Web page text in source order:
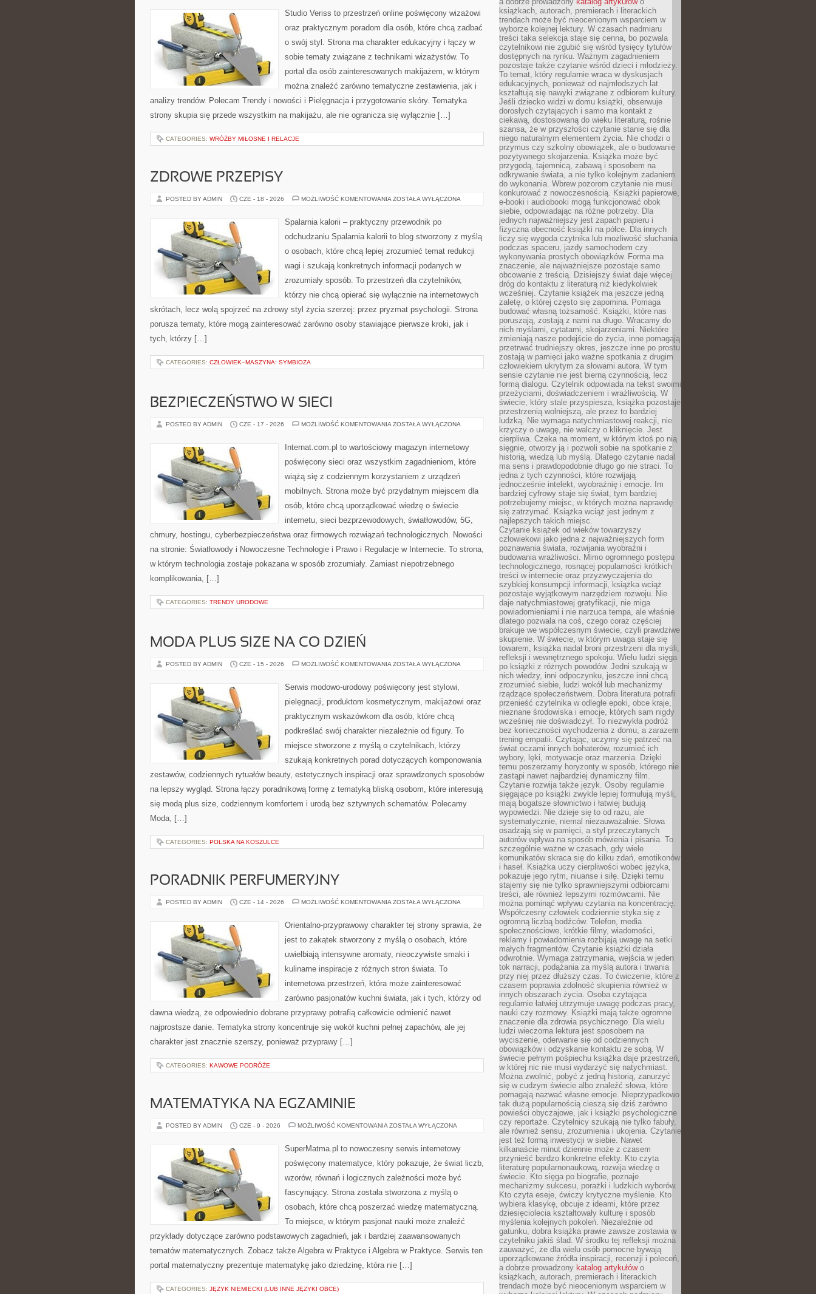
Studio Veriss to przestrzeń online poświęcony wizażowi
oraz praktycznym poradom dla osób, które chcą zadbać
o swój styl. Strona ma charakter edukacyjny i łączy w
sobie tematy związane z technikami wizażystów. To
portal dla osób zainteresowanych makijażem, w którym
można znaleźć zarówno tematyczne zestawienia, jak i
analizy trendów. Polecam Trendy i nowości i Pielęgnacja i przygotowanie skóry. Tematyka
strony skupia się przede wszystkim na makijażu, ale nie ogranicza się wyłącznie […]
CATEGORIES: WRÓŻBY MIŁOSNE I RELACJE
ZDROWE PRZEPISY
POSTED BY ADMIN CZE - 18 - 2026 MOŻLIWOŚĆ KOMENTOWANIA ZDROWE
ZOSTAŁA WYŁĄCZONA
Spalarnia kalorii – praktyczny przewodnik po
odchudzaniu Spalarnia kalorii to blog stworzony z myślą
o osobach, które chcą lepiej zrozumieć temat redukcji
wagi i szukają konkretnych informacji podanych w
zrozumiały sposób. To przestrzeń dla czytelników,
którzy nie chcą opierać się wyłącznie na internetowych
skrótach, lecz wolą spojrzeć na zdrowy styl życia szerzej: przez pryzmat psychologii. Strona
porusza tematy, które mogą zainteresować zarówno osoby stawiające pierwsze kroki, jak i
tych, którzy […]
CATEGORIES: CZŁOWIEK–MASZYNA: SYMBIOZA
BEZPIECZEŃSTWO W SIECI
POSTED BY ADMIN CZE - 17 - 2026 MOŻLIWOŚĆ KOMENTOWANIA BEZPIECZEŃSTWO
ZOSTAŁA WYŁĄCZONA
Internat.com.pl to wartościowy magazyn internetowy
poświęcony sieci oraz wszystkim zagadnieniom, które
wiążą się z codziennym korzystaniem z urządzeń
mobilnych. Strona może być przydatnym miejscem dla
osób, które chcą uporządkować wiedzę o świecie
internetu, sieci bezprzewodowych, światłowodów, 5G,
chmury, hostingu, cyberbezpieczeństwa oraz firmowych rozwiązań technologicznych. Nowości
na stronie: Światłowody i Nowoczesne Technologie i Prawo i Regulacje w Internecie. To strona,
w którym technologia zostaje pokazana w sposób zrozumiały. Zamiast niepotrzebnego
komplikowania, […]
CATEGORIES: TRENDY URODOWE
MODA PLUS SIZE NA CO DZIEŃ
POSTED BY ADMIN CZE - 15 - 2026 MOŻLIWOŚĆ KOMENTOWANIA MODA
NA
CO
ZOSTAŁA WYŁĄCZONA
Serwis modowo-urodowy poświęcony jest stylowi,
pielęgnacji, produktom kosmetycznym, makijażowi oraz
praktycznym wskazówkom dla osób, które chcą
podkreślać swój charakter niezależnie od figury. To
miejsce stworzone z myślą o czytelnikach, którzy
szukają konkretnych porad dotyczących komponowania
zestawów, codziennych rytuałów beauty, estetycznych inspiracji oraz sprawdzonych sposobów
na lepszy wygląd. Strona łączy poradnikową formę z tematyką bliską osobom, które interesują
się modą plus size, codziennym komfortem i urodą bez sztywnych schematów. Polecamy
Moda, […]
CATEGORIES: POLSKA NA KOSZULCE
PORADNIK PERFUMERYJNY
POSTED BY ADMIN CZE - 14 - 2026 MOŻLIWOŚĆ KOMENTOWANIA PORADNIK
ZOSTAŁA WYŁĄCZONA
Orientalno-przyprawowy charakter tej strony sprawia, że
jest to zakątek stworzony z myślą o osobach, które
uwielbiają intensywne aromaty, nieoczywiste smaki i
kulinarne inspiracje z różnych stron świata. To
internetowa przestrzeń, która może zainteresować
zarówno pasjonatów kuchni świata, jak i tych, którzy od
dawna wiedzą, że odpowiednio dobrane przyprawy potrafią całkowicie odmienić nawet
najprostsze danie. Tematyka strony koncentruje się wokół kuchni pełnej zapachów, ale jej
charakter jest znacznie szerszy, ponieważ przyprawy […]
CATEGORIES: KAWOWE PODRÓŻE
MATEMATYKA NA EGZAMINIE
POSTED BY ADMIN CZE - 9 - 2026 MOŻLIWOŚĆ KOMENTOWANIA MATEMATYKA
ZOSTAŁA WYŁĄCZONA
SuperMatma.pl to nowoczesny serwis internetowy
poświęcony matematyce, który pokazuje, że świat liczb,
wzorów, równań i logicznych zależności może być
fascynujący. Strona została stworzona z myślą o
osobach, które chcą poszerzać wiedzę matematyczną.
To miejsce, w którym pasjonat nauki może znaleźć
przykłady dotyczące zarówno podstawowych zagadnień, jak i bardziej zaawansowanych
tematów matematycznych. Zobacz także Algebra w Praktyce i Algebra w Praktyce. Serwis ten
portal matematyczny prezentuje matematykę jako dziedzinę, która nie […]
CATEGORIES: JĘZYK NIEMIECKI (LUB INNE JĘZYKI OBCE)
książkach, autorach, premierach i literackich
trendach może być nieocenionym wsparciem w
wyborze kolejnej lektury. W czasach nadmiaru
treści taka selekcja staje się cenna, bo pozwala
czytelnikowi nie zgubić się wśród tysięcy tytułów
dostępnych na rynku. Ważnym zagadnieniem
pozostaje także czytanie wśród dzieci i młodzieży.
To temat, który regularnie wraca w dyskusjach
edukacyjnych, ponieważ od najmłodszych lat
kształtują się nawyki związane z odbiorem kultury.
Jeśli dziecko widzi w domu książki, obserwuje
dorosłych czytających i samo ma kontakt z
ciekawą, dostosowaną do wieku literaturą, rośnie
szansa, że w przyszłości czytanie stanie się dla
niego naturalnym elementem życia. Nie chodzi o
przymus czy szkolny obowiązek, ale o budowanie
pozytywnego skojarzenia. Książka może być
przygodą, tajemnicą, zabawą i sposobem na
odkrywanie świata, a nie tylko kolejnym zadaniem
do wykonania. Wbrew pozorom czytanie nie musi
konkurować z nowoczesnością. Książki papierowe,
e-booki i audiobooki mogą funkcjonować obok
siebie, odpowiadając na różne potrzeby. Dla
jednych najważniejszy jest zapach papieru i
fizyczna obecność książki na półce. Dla innych
liczy się wygoda czytnika lub możliwość słuchania
podczas spaceru, jazdy samochodem czy
wykonywania prostych obowiązków. Forma ma
znaczenie, ale najważniejsze pozostaje samo
obcowanie z treścią. Dzisiejszy świat daje więcej
dróg do kontaktu z literaturą niż kiedykolwiek
wcześniej. Czytanie książek ma jeszcze jedną
zaletę, o której często się zapomina. Pomaga
budować własną tożsamość. Książki, które nas
poruszają, zostają z nami na długo. Wracamy do
nich myślami, cytatami, skojarzeniami. Niektóre
zmieniają nasze podejście do życia, inne pomagają
przetrwać trudniejszy okres, jeszcze inne po prostu
zostają w pamięci jako ważne spotkania z drugim
człowiekiem ukrytym za słowami autora. W tym
sensie czytanie nie jest bierną czynnością, lecz
formą dialogu. Czytelnik odpowiada na tekst swoimi
przeżyciami, doświadczeniem i wrażliwością. W
świecie, który stale przyspiesza, książka pozostaje
przestrzenią wolniejszą, ale przez to bardziej
ludzką. Nie wymaga natychmiastowej reakcji, nie
krzyczy o uwagę, nie walczy o kliknięcie. Jest
cierpliwa. Czeka na moment, w którym ktoś po nią
sięgnie, otworzy ją i pozwoli sobie na spotkanie z
historią, wiedzą lub myślą. Dlatego czytanie nadal
ma sens i prawdopodobnie długo go nie straci. To
jedna z tych czynności, które rozwijają
jednocześnie intelekt, wyobraźnię i emocje. Im
bardziej cyfrowy staje się świat, tym bardziej
potrzebujemy miejsc, w których można naprawdę
się zatrzymać. Książka wciąż jest jednym z
najlepszych takich miejsc.
Czytanie książek od wieków towarzyszy
człowiekowi jako jedna z najważniejszych form
poznawania świata, rozwijania wyobraźni i
budowania wrażliwości. Mimo ogromnego postępu
technologicznego, rosnącej popularności krótkich
treści w internecie oraz przyzwyczajenia do
szybkiej konsumpcji informacji, książka wciąż
pozostaje wyjątkowym narzędziem rozwoju. Nie
daje natychmiastowej gratyfikacji, nie miga
powiadomieniami i nie narzuca tempa, ale właśnie
dlatego pozwala na coś, czego coraz częściej
brakuje we współczesnym świecie, czyli prawdziwe
skupienie. W świecie, w którym uwaga staje się
towarem, książka nadal broni przestrzeni dla myśli,
refleksji i wewnętrznego spokoju. Wielu ludzi sięga
po książki z różnych powodów. Jedni szukają w
nich wiedzy, inni odpoczynku, jeszcze inni chcą
zrozumieć siebie, ludzi wokół lub mechanizmy
rządzące społeczeństwem. Dobra literatura potrafi
przenieść czytelnika w odległe epoki, obce kraje,
nieznane środowiska i emocje, których sam nigdy
wcześniej nie doświadczył. To niezwykła podróż
bez konieczności wychodzenia z domu, a zarazem
trening empatii. Czytając, uczymy się patrzeć na
świat oczami innych bohaterów, rozumieć ich
wybory, lęki, motywacje oraz marzenia. Dzięki
temu poszerzamy horyzonty w sposób, którego nie
zastąpi nawet najbardziej dynamiczny film.
Czytanie rozwija także język. Osoby regularnie
sięgające po książki zwykle lepiej formułują myśli,
mają bogatsze słownictwo i łatwiej budują
wypowiedzi. Nie dzieje się to od razu, ale
systematycznie, niemal niezauważalnie. Słowa
osadzają się w pamięci, a styl przeczytanych
autorów wpływa na sposób mówienia i pisania. To
szczególnie ważne w czasach, gdy wiele
komunikatów skraca się do kilku zdań, emotikonów
i haseł. Książka uczy cierpliwości wobec języka,
pokazuje jego rytm, niuanse i siłę. Dzięki temu
stajemy się nie tylko sprawniejszymi odbiorcami
treści, ale również lepszymi rozmówcami. Nie
można pominąć wpływu czytania na koncentrację.
Współczesny człowiek codziennie styka się z
ogromną liczbą bodźców. Telefon, media
społecznościowe, krótkie filmy, wiadomości,
reklamy i powiadomienia rozbijają uwagę na setki
małych fragmentów. Czytanie książki działa
odwrotnie. Wymaga zatrzymania, wejścia w jeden
tok narracji, podążania za myślą autora i trwania
przy niej przez dłuższy czas. To ćwiczenie, które z
czasem poprawia zdolność skupienia również w
innych obszarach życia. Osoba czytająca
regularnie łatwiej utrzymuje uwagę podczas pracy,
nauki czy rozmowy. Książki mają także ogromne
znaczenie dla zdrowia psychicznego. Dla wielu
ludzi wieczorna lektura jest sposobem na
wyciszenie, oderwanie się od codziennych
obowiązków i odzyskanie kontaktu ze sobą. W
świecie pełnym pośpiechu książka daje przestrzeń,
w której nic nie musi wydarzyć się natychmiast.
Można zwolnić, pobyć z jedną historią, zanurzyć
się w cudzym świecie albo znaleźć słowa, które
pomagają nazwać własne emocje. Nieprzypadkowo
tak dużą popularnością cieszą się dziś zarówno
powieści obyczajowe, jak i książki psychologiczne
czy reportaże. Czytelnicy szukają nie tylko fabuły,
ale również sensu, zrozumienia i ukojenia. Czytanie
jest też formą inwestycji w siebie. Nawet
kilkanaście minut dziennie może z czasem
przynieść bardzo konkretne efekty. Kto czyta
literaturę popularnonaukową, rozwija wiedzę o
świecie. Kto sięga po biografie, poznaje
mechanizmy sukcesu, porażki i ludzkich wyborów.
Kto czyta eseje, ćwiczy krytyczne myślenie. Kto
wybiera klasykę, obcuje z ideami, które przez
dziesięciolecia kształtowały kulturę i sposób
myślenia kolejnych pokoleń. Niezależnie od
gatunku, dobra książka prawie zawsze zostawia w
czytelniku jakiś ślad. W środku tej refleksji można
zauważyć, że dla wielu osób pomocne bywają
uporządkowane źródła inspiracji, recenzji i poleceń,
a dobrze prowadzony katalog artykułówo
książkach, autorach, premierach i literackich
trendach może być nieocenionym wsparciem w